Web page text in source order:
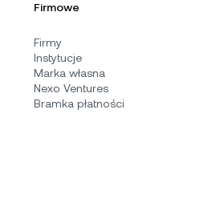
Firmowe
Firmy
Instytucje
Marka własna
Nexo Ventures
Bramka płatności